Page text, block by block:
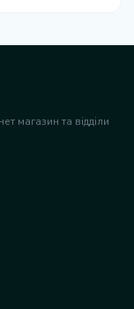
магазин та відділи